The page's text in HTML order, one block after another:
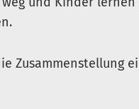
Zusammenstellung